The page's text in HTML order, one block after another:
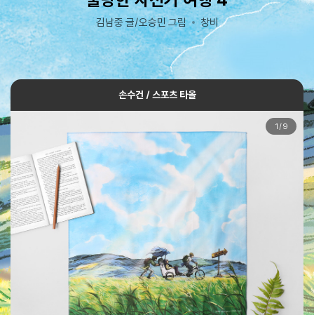
김남중 글/오승민 그림 창비
손수건 / 스포츠 타올
1 /9